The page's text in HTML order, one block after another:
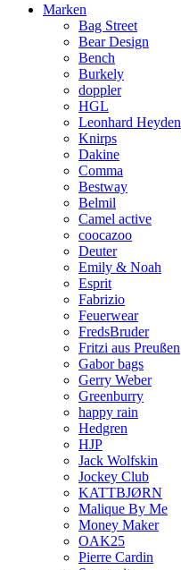
Marken
Bag Street
Bear Design
Bench
Burkely
doppler
HGL
Leonhard Heyden
Knirps
Dakine
Comma
Bestway
Belmil
Camel active
coocazoo
Deuter
Emily & Noah
Esprit
Fabrizio
Feuerwear
FredsBruder
Fritzi aus Preußen
Gabor bags
Gerry Weber
Greenburry
happy rain
Hedgren
HJP
Jack Wolfskin
Jockey Club
KATTBJØRN
Malique By Me
Money Maker
OAK25
Pierre Cardin